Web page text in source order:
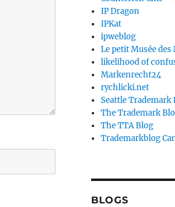
IP Dragon
IPKat
ipweblog
Le petit Musée des
likelihood of
Markenrecht24
rychlicki.net
Seattle Trademark
The Trademark
The TTA Blog
Trademarkblog
BLOGS